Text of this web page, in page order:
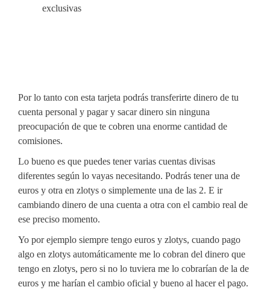
exclusivas
Por lo tanto con esta tarjeta podrás transferirte dinero de tu
cuenta personal y pagar y sacar dinero sin ninguna
preocupación de que te cobren una enorme cantidad de
comisiones.
Lo bueno es que puedes tener varias cuentas divisas
diferentes según lo vayas necesitando. Podrás tener una de
euros y otra en zlotys o simplemente una de las 2. E ir
cambiando dinero de una cuenta a otra con el cambio real de
ese preciso momento.
Yo por ejemplo siempre tengo euros y zlotys, cuando pago
algo en zlotys automáticamente me lo cobran del dinero que
tengo en zlotys, pero si no lo tuviera me lo cobrarían de la de
euros y me harían el cambio oficial y bueno al hacer el pago.